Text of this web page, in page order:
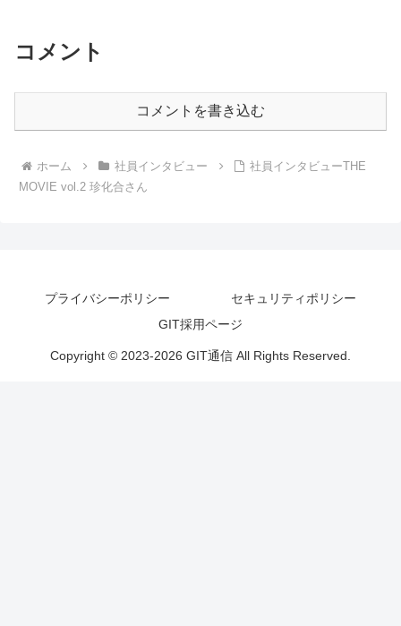
コメント
コメントを書き込む
ホーム 社員インタビュー
社員インタビューTHE
MOVIE vol.2 珍化合さん
プライバシーポリシー
セキュリティポリシー
GIT採用ページ
Copyright © 2023-2026 GIT通信 All Rights Reserved.